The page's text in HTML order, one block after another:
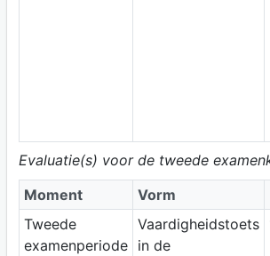
Evaluatie(s) voor de tweede
Moment
Vorm
Tweede
examenperiode
Vaardigheidstoets
in de